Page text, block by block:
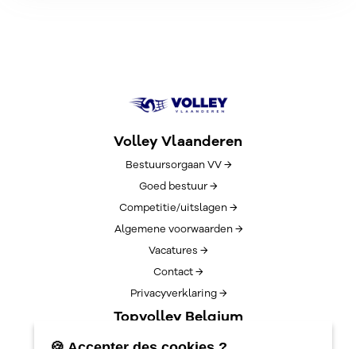
Volley Vlaanderen
Bestuursorgaan VV →
Goed bestuur →
Competitie/uitslagen →
Algemene voorwaarden →
Vacatures →
Contact →
Privacyverklaring →
Topvolley Belgium
Over TopVolleyBelgium →